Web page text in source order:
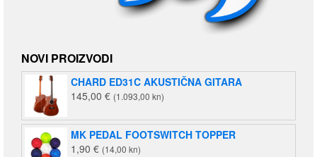
NOVI PROIZVODI
CHARD ED31C AKUSTIČNA GITARA
145,00 € (1.093,00 kn)
MK PEDAL FOOTSWITCH TOPPER
1,90 € (14,00 kn)